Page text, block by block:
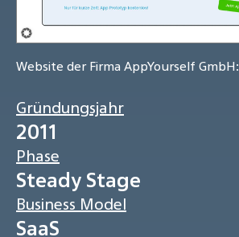
Website der Firma AppYourself GmbH:
Gründungsjahr
2011
Phase
Steady Stage
Business Model
SaaS